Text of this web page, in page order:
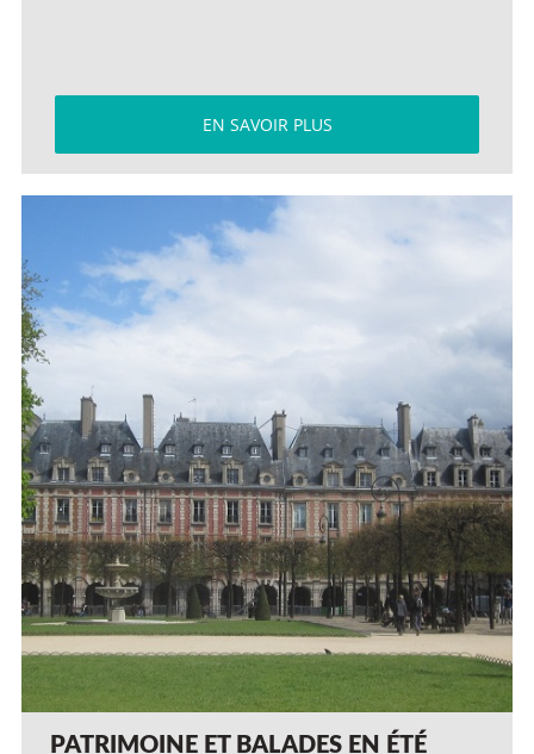
EN SAVOIR PLUS
PATRIMOINE ET BALADES EN ÉTÉ